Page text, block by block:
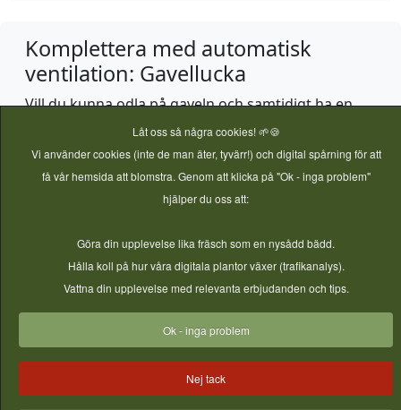
Komplettera med automatisk
ventilation: Gavellucka
Vill du kunna odla på gaveln och samtidigt ha en
effektiv, automatisk ventilation? Då är vår
Gavelluckaett perfekt komplement eller alternativ.
Luckan öppnar och stänger sig själv beroende på
temperatur och kan ofta kombineras med en dörr
Du lägger till gavelluckor via ett separat val i
produktbyggaren som heter"Stående
Gavellucka".
Låt oss så några cookies! 🌱🍪
Vi använder cookies (inte de man äter, tyvärr!) och digital spårning för att
få vår hemsida att blomstra. Genom att klicka på "Ok - inga problem"
hjälper du oss att:
Göra din upplevelse lika fräsch som en nysådd bädd.
Hålla koll på hur våra digitala plantor växer (trafikanalys).
Vattna din upplevelse med relevanta erbjudanden och tips.
Ok - inga problem
Nej tack